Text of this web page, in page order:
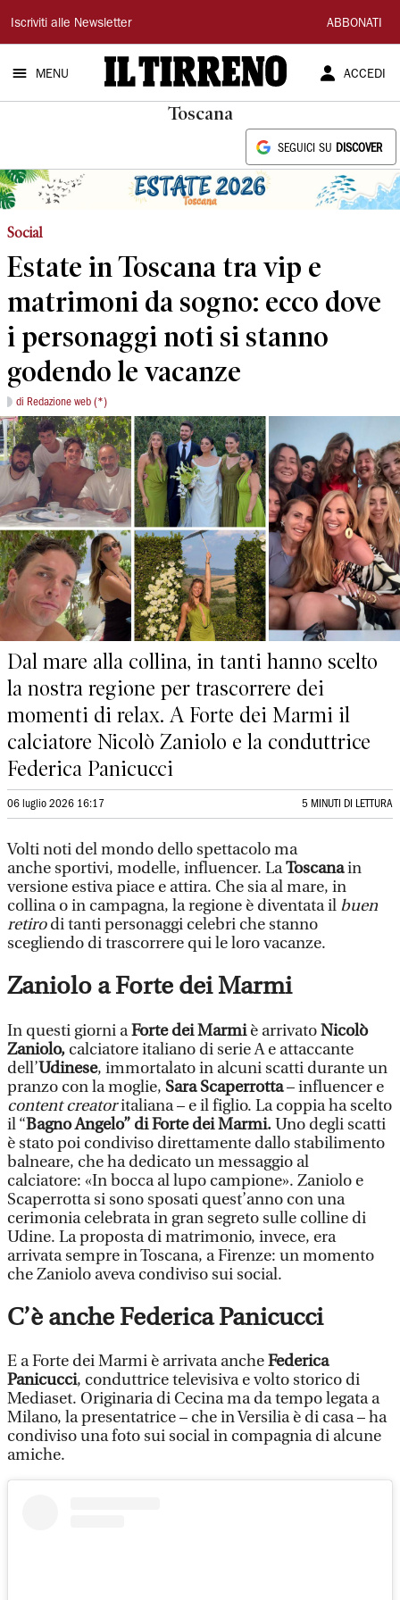
Il
Tirreno
Iscriviti alle Newsletter ABBONATI
MENU ACCEDI
Toscana
SEGUICI SU DISCOVER
Social
Estate in Toscana tra vip e
matrimoni da sogno: ecco dove
i personaggi noti si stanno
godendo le vacanze
di Redazione web (*)
Dal mare alla collina, in tanti hanno scelto
la nostra regione per trascorrere dei
momenti di relax. A Forte dei Marmi il
calciatore Nicolò Zaniolo e la conduttrice
Federica Panicucci
06 luglio 2026 16:17 5 MINUTI DI LETTURA
Volti noti del mondo dello spettacolo ma
anche sportivi, modelle, influencer. LaToscanain
versione estiva piace e attira. Che sia al mare, in
collina o in campagna, la regione è diventata il buen
retirodi tanti personaggi celebri che stanno
scegliendo di trascorrere qui le loro vacanze.
Zaniolo a Forte dei Marmi
In questi giorni aForte dei Marmiè arrivatoNicolò
Zaniolo, calciatore italiano di serie A e attaccante
dell’Udinese, immortalato in alcuni scatti durante un
pranzo con la moglie, Sara Scaperrotta– influencer e
content creatoritaliana – e il figlio. La coppia ha scelto
il “Bagno Angelo” di Forte dei Marmi.Uno degli scatti
è stato poi condiviso direttamente dallo stabilimento
balneare, che ha dedicato un messaggio al
calciatore: «In bocca al lupo campione». Zaniolo e
Scaperrotta si sono sposati quest’anno con una
cerimonia celebrata in gran segreto sulle colline di
Udine. La proposta di matrimonio, invece, era
arrivata sempre in Toscana, a Firenze: un momento
che Zaniolo aveva condiviso sui social.
C’è anche Federica Panicucci
E a Forte dei Marmi è arrivata ancheFederica
Panicucci, conduttrice televisiva e volto storico di
Mediaset. Originaria di Cecina ma da tempo legata a
Milano, la presentatrice – che in Versilia è di casa – ha
condiviso una foto sui social in compagnia di alcune
amiche.